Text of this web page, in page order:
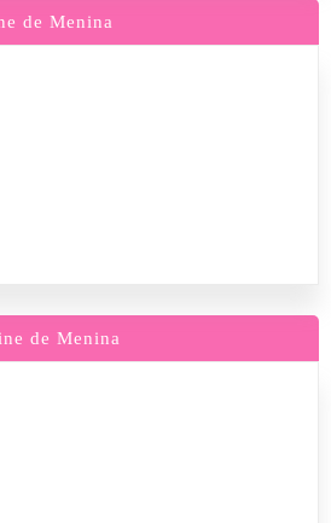
de Menina
de Menina